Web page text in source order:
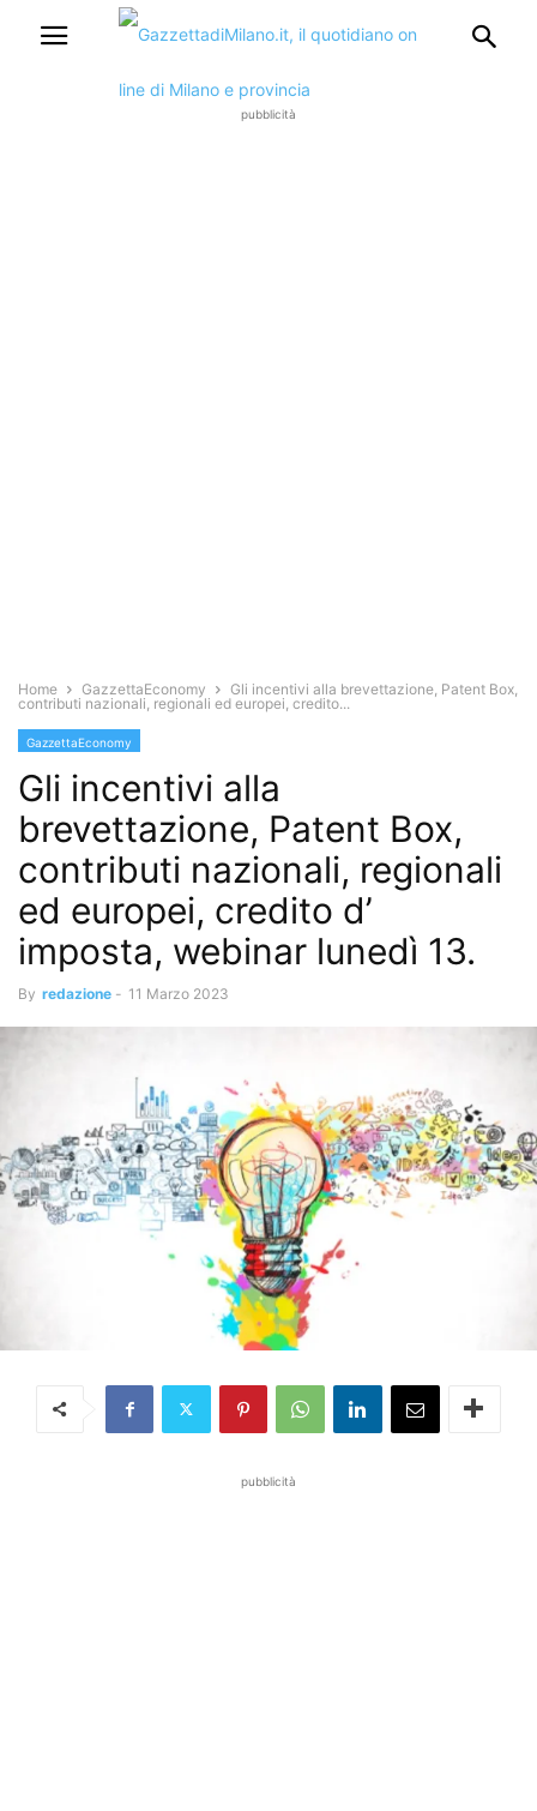
pubblicità
Home GazzettaEconomy
Gli incentivi alla brevettazione, Patent Box,
contributi nazionali, regionali ed europei, credito...
GazzettaEconomy
Gli incentivi alla
brevettazione, Patent Box,
contributi nazionali, regionali
ed europei, credito d’
imposta, webinar lunedì 13.
By redazione - 11 Marzo 2023
pubblicità